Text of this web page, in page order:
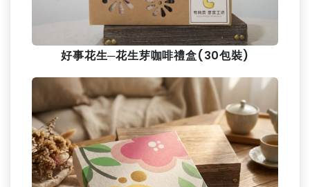
好事花生─花生芽咖啡禮盒(30包裝)